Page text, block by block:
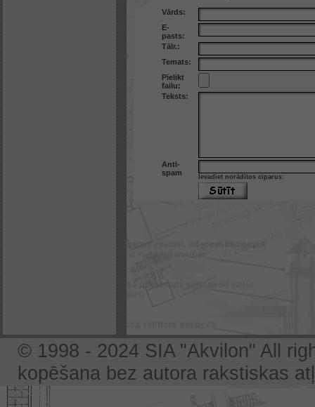
Vārds:
E-
pasts:
Tālr.:
Temats:
Pielikt
failu:
Teksts:
Anti-
spam
Ievadiet norādītos ciparus:
© 1998 - 2024 SIA "Akvilon" All
kopēšana bez autora rakstiskas